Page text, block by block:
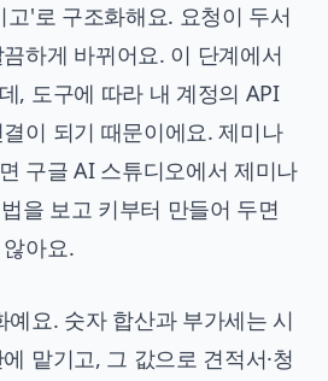
고'로 구조화해요. 요청이 두서
하게 바뀌어요. 이 단계에서
, 도구에 따라 내 계정의 API
이 되기 때문이에요. 제미나
구글 AI 스튜디오에서 제미나
을 보고 키부터 만들어 두면
아요.
요. 숫자 합산과 부가세는 시
맡기고, 그 값으로 견적서·청